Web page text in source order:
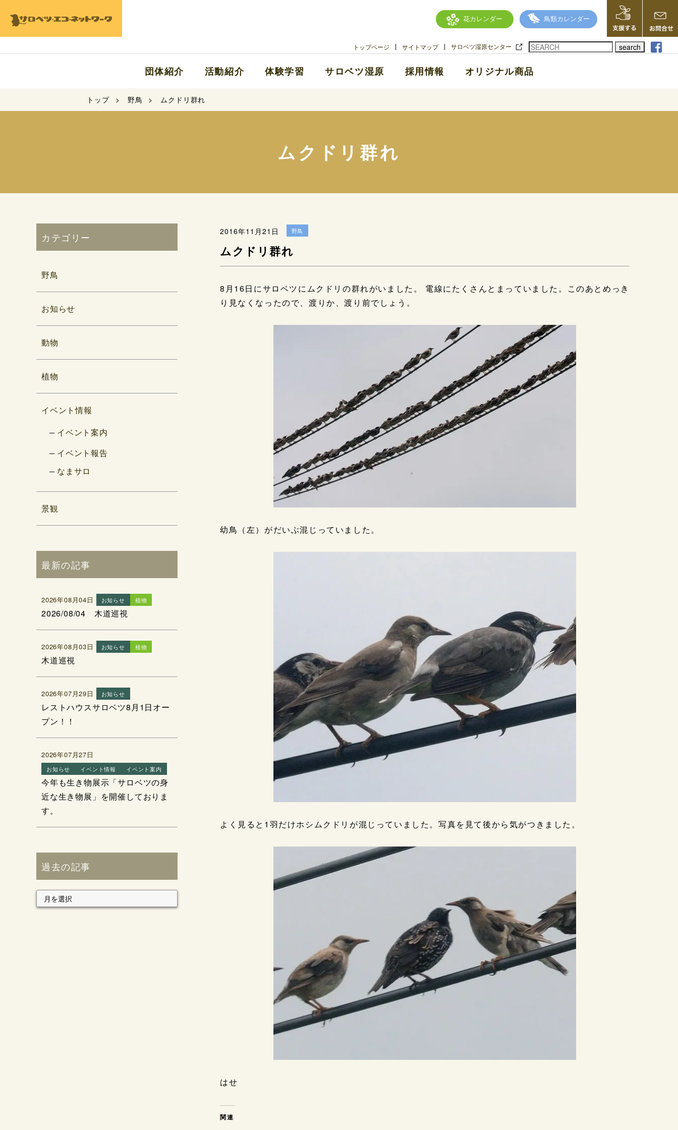
花カレンダー 鳥類カレンダー
トップページ サイトマップ サロベツ湿原センター search
団体紹介 活動紹介 体験学習 サロベツ湿原 採用情報 オリジナル商品
トップ 野鳥 ムクドリ群れ
ムクドリ群れ
2016年11月21日 野鳥
ムクドリ群れ
8月16日にサロベツにムクドリの群れがいました。 電線にたくさんとまっていました。このあとめっき
り見なくなったので、渡りか、渡り前でしょう。
幼鳥（左）がだいぶ混じっていました。
よく見ると1羽だけホシムクドリが混じっていました。写真を見て後から気がつきました。
はせ
関連
カテゴリー
野鳥
お知らせ
動物
植物
イベント情報
イベント案内
イベント報告
なまサロ
景観
最新の記事
2026年08月04日 お知らせ 植物
2026/08/04 木道巡視
2026年08月03日 お知らせ 植物
木道巡視
2026年07月29日 お知らせ
レストハウスサロベツ8月1日オー
プン！！
2026年07月27日
お知らせ イベント情報 イベント案内
今年も生き物展示「サロベツの身
近な生き物展」を開催しておりま
す。
過去の記事